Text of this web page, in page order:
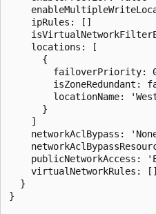
    ipRules: []
    locations: [
      {
failoverPriority:
isZoneRedundant:
locationName:
      }
    ]
networkAclBypass:
publicNetworkAccess:
    virtualNetworkRules: []
  }
}